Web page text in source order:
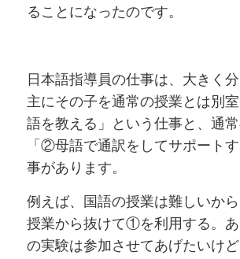
ることになったのです。
日本語指導員の仕事は、大きく分
主にその子を通常の授業とは別
語を教える」という仕事と、通
「②母語で通訳をしてサポート
事があります。
例えば、国語の授業は難しいか
授業から抜けて①を利用する。
の実験は参加させてあげたいけ